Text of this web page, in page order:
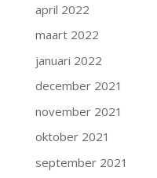
april 2022
maart 2022
januari 2022
december 2021
november 2021
oktober 2021
september 2021